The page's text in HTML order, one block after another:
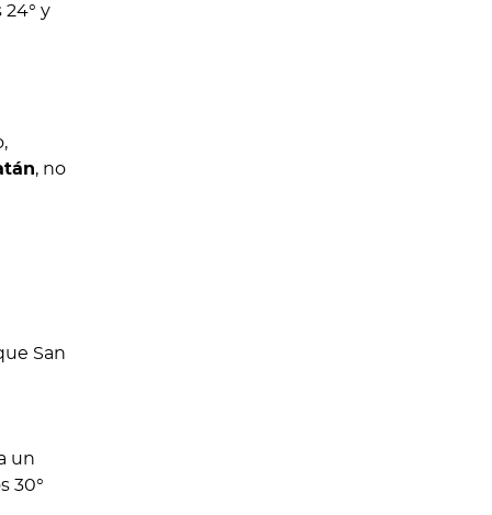
y
, no
un
30°